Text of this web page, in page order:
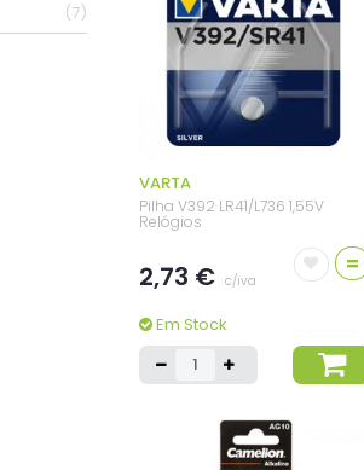
7
VARTA
Pilha V392 LR41/L736 1,55V
Relógios
2,73 € c/iva
=
Em Stock